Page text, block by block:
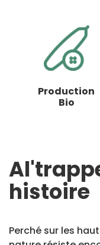
Production
Bio
histoire
Perché sur les